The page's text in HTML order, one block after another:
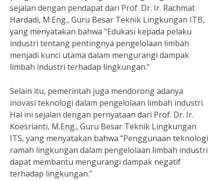
sejalan dengan pendapat dari Prof. Dr. Ir. Rachmat
Hardadi, M.Eng., Guru Besar Teknik Lingkungan ITB,
yang menyatakan bahwa “Edukasi kepada pelaku
industri tentang pentingnya pengelolaan limbah
menjadi kunci utama dalam mengurangi dampak
limbah industri terhadap lingkungan.”
Selain itu, pemerintah juga mendorong adanya
inovasi teknologi dalam pengelolaan limbah industri.
Hal ini sejalan dengan pernyataan dari Prof. Dr. Ir.
Koesrianti, M.Eng., Guru Besar Teknik Lingkungan
ITS, yang menyatakan bahwa “Penggunaan teknologi
ramah lingkungan dalam pengelolaan limbah industri
dapat membantu mengurangi dampak negatif
terhadap lingkungan.”